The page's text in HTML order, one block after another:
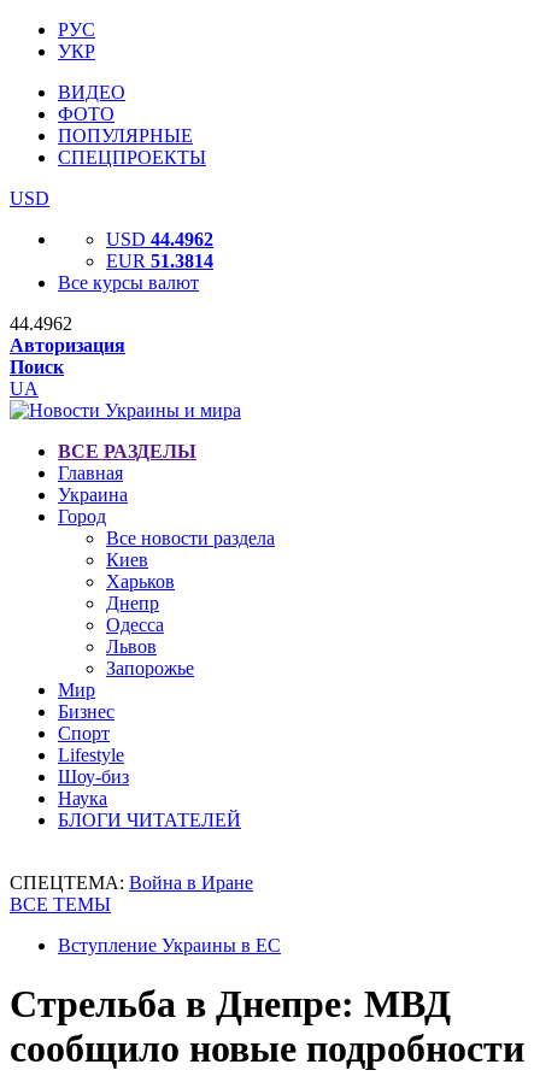
РУС
УКР
ВИДЕО
ФОТО
ПОПУЛЯРНЫЕ
СПЕЦПРОЕКТЫ
USD
USD 44.4962
EUR 51.3814
Все курсы валют
44.4962
Авторизация
Поиск
UA
ВСЕ РАЗДЕЛЫ
Главная
Украина
Город
Все новости раздела
Киев
Харьков
Днепр
Одесса
Львов
Запорожье
Мир
Бизнес
Спорт
Lifestyle
Шоу-биз
Наука
БЛОГИ ЧИТАТЕЛЕЙ
СПЕЦТЕМА: Война в Иране
ВСЕ ТЕМЫ
Вступление Украины в ЕС
Стрельба в Днепре: МВД
сообщило новые подробности